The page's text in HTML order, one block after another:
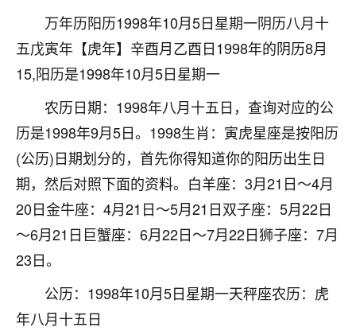
万年历阳历‍1998年10月5日星期一阴历八月十
五戊寅年【虎年】辛酉月乙酉日1998年的阴历8月
15,阳历是1998年10月5日星期一
农历日期：1998年八月十五日，查询对应的公
历是1998年9月5日。1998生肖：寅虎星座是按阳历
(公历)日期划分的，首先你得知道你的阳历出生日
期，然后对照下面的资料。白羊座：3月21日～4月
20日金牛座：4月21日～5月21日双子座：5月22日
～6月21日巨蟹座：6月22日～7月22日狮子座：7月
23日。
公历：1998年10月5日星期一天秤座农历：虎
年八月十五日
鹿森：可怜天下父母心啊！
3小时前 来自河北 16
付深
我是公司人事调整，有升迁机会，但同时竞争的我们
三个，找老师的时候是抱着侥幸心理，没想到老师看
着我晋升有望，我半信半疑的按照老师建议，做了化
太岁还有一个发钱粮，本来年前的人事调整，拖到年
后，我以为都没戏了，结果开年一上班，开会提拔升
职第一个就是我，职务无所谓，主要是底薪加了
3000，非常开心，无论如何，感恩感谢！🙏🏻
12小时前 来自北京 32
心心相印